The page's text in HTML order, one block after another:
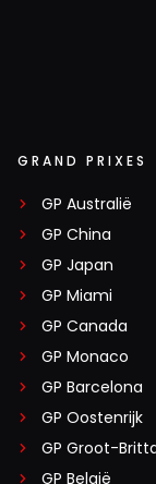
GRAND PRIXES
GP Australië
GP China
GP Japan
GP Miami
GP Canada
GP Monaco
GP Barcelona
GP Oostenrijk
GP Groot-
GP België